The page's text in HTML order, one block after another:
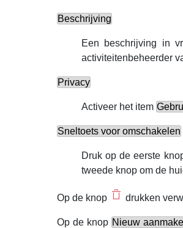
Beschrijving
Een beschrijving in
activiteitenbeheerder
Privacy
Activeer het item
Sneltoets voor omschakelen
Druk op de eerste
tweede knop om de
Op de knop drukken
Op de knop Nieuw